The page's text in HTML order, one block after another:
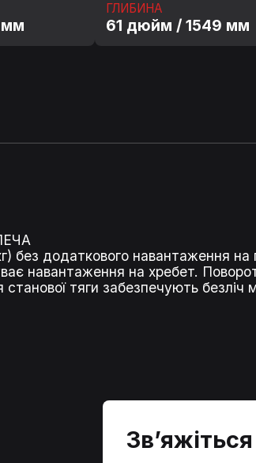
мм
ГЛИБИНА
61 дюйм / 1549 мм
БЕЗ
без додаткового навантаження
навантаження на хребет.
тяги забезпечують безліч